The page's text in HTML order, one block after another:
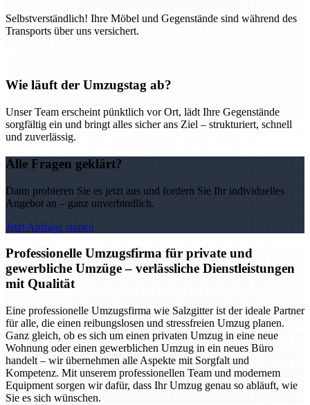
Selbstverständlich! Ihre Möbel und Gegenstände sind während des
Transports über uns versichert.
Wie läuft der Umzugstag ab?
Unser Team erscheint pünktlich vor Ort, lädt Ihre Gegenstände
sorgfältig ein und bringt alles sicher ans Ziel – strukturiert, schnell
und zuverlässig.
Alle Fragen geklärt?
Dann probieren Sie es jetzt aus und fordern Sie Ihr individuelles
Angebot an – ganz unverbindlich.
Jetzt Anfrage starten
Professionelle Umzugsfirma für private und
gewerbliche Umzüge – verlässliche Dienstleistungen
mit Qualität
Eine professionelle Umzugsfirma wie Salzgitter ist der ideale Partner
für alle, die einen reibungslosen und stressfreien Umzug planen.
Ganz gleich, ob es sich um einen privaten Umzug in eine neue
Wohnung oder einen gewerblichen Umzug in ein neues Büro
handelt – wir übernehmen alle Aspekte mit Sorgfalt und
Kompetenz. Mit unserem professionellen Team und modernem
Equipment sorgen wir dafür, dass Ihr Umzug genau so abläuft, wie
Sie es sich wünschen.